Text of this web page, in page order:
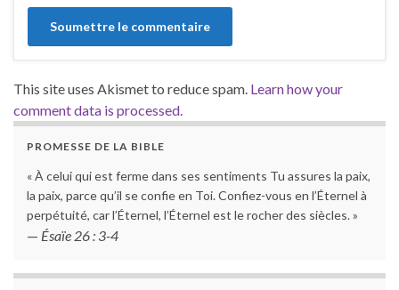
This site uses Akismet to reduce spam. Learn how your
comment data is processed.
PROMESSE DE LA BIBLE
« À celui qui est ferme dans ses sentiments Tu assures la paix,
la paix, parce qu’il se confie en Toi. Confiez-vous en l’Éternel à
perpétuité, car l’Éternel, l’Éternel est le rocher des siècles. »
— Ésaïe 26 : 3-4